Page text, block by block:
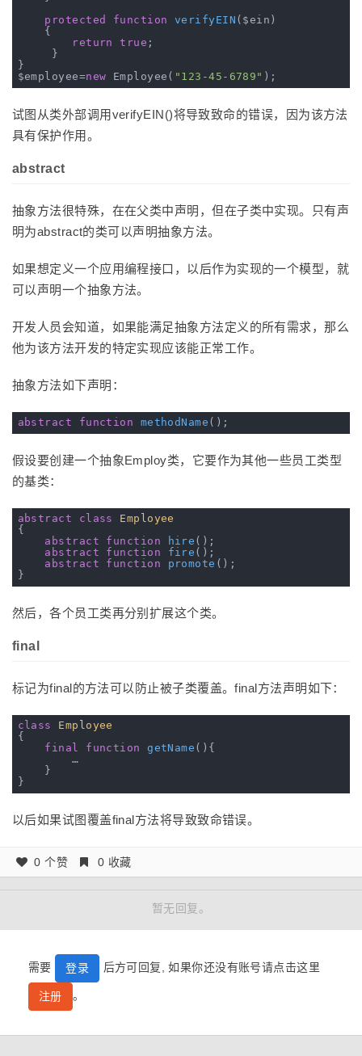
protected
function verifyEIN ($ein)
{
return
true ;
     }
}
$employee=new Employee( "123-45-6789"
试图从类外部调用verifyEIN()将导致致命的错误，因为该方法
具有保护作用。
abstract
抽象方法很特殊，在在父类中声明，但在子类中实现。只有声
明为abstract的类可以声明抽象方法。
如果想定义一个应用编程接口，以后作为实现的一个模型，就
可以声明一个抽象方法。
开发人员会知道，如果能满足抽象方法定义的所有需求，那么
他为该方法开发的特定实现应该能正常工作。
抽象方法如下声明：
abstract function methodName ()
假设要创建一个抽象Employ类，它要作为其他一些员工类型
的基类：
abstract class
Employee
{
abstract
function hire () ;
abstract
function fire () ;
abstract
function promote () ;
然后，各个员工类再分别扩展这个类。
final
标记为final的方法可以防止被子类覆盖。final方法声明如下：
class
Employee
{
final
function getName () {
        …
    }
以后如果试图覆盖final方法将导致致命错误。
0 个赞 0 收藏
暂无回复。
需要 登录 后方可回复, 如果你还没有账号请点击这里
注册 。